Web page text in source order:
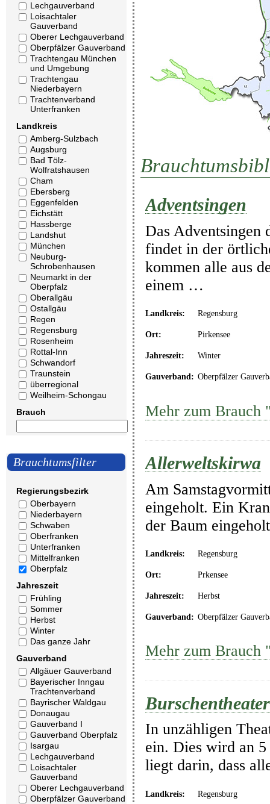
Lechgauverband
Loisachtaler
Gauverband
Oberer Lechgauverband
Oberpfälzer Gauverband
Trachtengau München
und Umgebung
Trachtengau
Niederbayern
Trachtenverband
Unterfranken
Landkreis
Amberg-Sulzbach
Augsburg
Bad Tölz-
Wolfratshausen
Cham
Ebersberg
Eggenfelden
Eichstätt
Hassberge
Landshut
München
Neuburg-
Schrobenhausen
Neumarkt in der
Oberpfalz
Oberallgäu
Ostallgäu
Regen
Regensburg
Rosenheim
Rottal-Inn
Schwandorf
Traunstein
überregional
Weilheim-Schongau
Brauch
Brauchtumsfilter
Regierungsbezirk
Oberbayern
Niederbayern
Schwaben
Oberfranken
Unterfranken
Mittelfranken
Oberpfalz
Jahreszeit
Frühling
Sommer
Herbst
Winter
Das ganze Jahr
Gauverband
Allgäuer Gauverband
Bayerischer Inngau
Trachtenverband
Bayrischer Waldgau
Donaugau
Gauverband I
Gauverband Oberpfalz
Isargau
Lechgauverband
Loisachtaler
Gauverband
Oberer Lechgauverband
Oberpfälzer Gauverband
Adventsingen
Das Adventsingen
findet in der
kommen alle aus
einem …
Landkreis: Regensburg
Ort: Pirkensee
Jahreszeit: Winter
Gauverband: Oberpfälzer
Mehr zum Brauch
Allerweltskirwa
Am
eingeholt. Ein
der Baum
Landkreis: Regensburg
Ort: Prkensee
Jahreszeit: Herbst
Gauverband: Oberpfälzer
Mehr zum
Burschentheater
In unzähligen
ein. Dies wird an
liegt darin, dass
Landkreis: Regensburg